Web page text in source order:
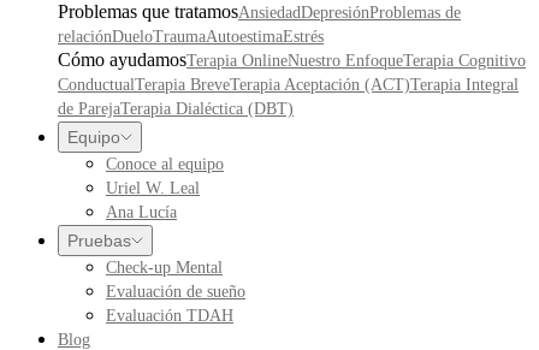
Problemas que tratamosAnsiedadDepresiónProblemas de
relaciónDueloTraumaAutoestimaEstrés
Cómo ayudamosTerapia OnlineNuestro EnfoqueTerapia Cognitivo
ConductualTerapia BreveTerapia Aceptación (ACT)Terapia Integral
de ParejaTerapia Dialéctica (DBT)
Equipo
Conoce al equipo
Uriel W. Leal
Ana Lucía
Pruebas
Check-up Mental
Evaluación de sueño
Evaluación TDAH
Blog